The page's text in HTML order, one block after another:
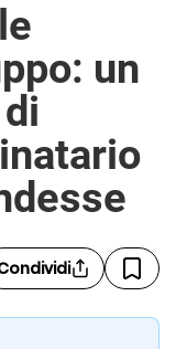
un